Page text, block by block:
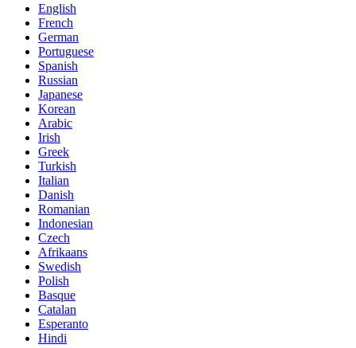
English
French
German
Portuguese
Spanish
Russian
Japanese
Korean
Arabic
Irish
Greek
Turkish
Italian
Danish
Romanian
Indonesian
Czech
Afrikaans
Swedish
Polish
Basque
Catalan
Esperanto
Hindi